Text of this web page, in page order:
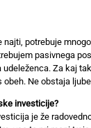
najti, potrebuje
pasivnega
Za kaj
Ne obstaja
investicije?
je že